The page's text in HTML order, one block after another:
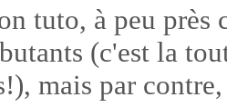
tuto, à peu près
(c'est la
mais par